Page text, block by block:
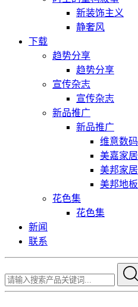
新装饰主义
静奢风
下载
趋势分享
趋势分享
宣传杂志
宣传杂志
新品推广
新品推广
维意数码
美嘉家居
美邦家居
美邦地板
花色集
花色集
新闻
联系